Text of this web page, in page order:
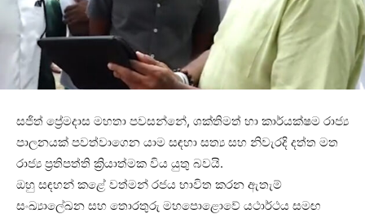
සජිත් ප්‍රේමදාස මහතා පවසන්නේ, ශක්තිමත් හා කාර්යක්ෂම රාජ්‍ය
පාලනයක් පවත්වාගෙන යාම සඳහා සත්‍ය සහ නිවැරදි දත්ත මත
රාජ්‍ය ප්‍රතිපත්ති ක්‍රියාත්මක විය යුතු බවයි.
ඔහු සඳහන් කළේ වත්මන් රජය භාවිත කරන ඇතැම්
සංඛ්‍යාලේඛන සහ තොරතුරු මහපොළොවේ යථාර්ථය සමඟ